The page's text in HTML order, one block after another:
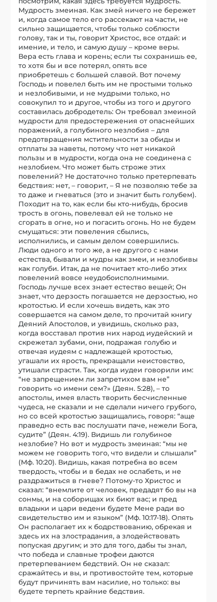
Мудрость змеиная. Как змей ничего не бережет
и, когда самое тело его рассекают на части, не
сильно защищается, чтобы только соблюсти
голову, так и ты, говорит Христос, все отдай: и
имение, и тело, и самую душу – кроме веры.
Вера есть глава и корень; если ты сохранишь ее,
то хотя бы и все потерял, опять все
приобретешь с большей славой. Вот почему
Господь и повелел быть им не простыми только
и незлобивыми, и не мудрыми только, но
совокупил то и другое, чтобы из того и другого
составилась добродетель: Он требовал змеиной
мудрости для предостережения от опаснейших
поражений, а голубиного незлобия – для
предотвращения мстительности за обиды и
отплаты за наветы, потому что нет никакой
пользы и в мудрости, когда она не соединена с
незлобием. Что может быть строже этих
повелений? Не достаточно только претерпевать
бедствия: нет, – говорит, – Я не позволяю тебе за
то даже и гневаться (это и значит быть голубем).
Походит на то, как если бы кто-нибудь, бросив
трость в огонь, повелевал ей не только не
сгорать в огне, но и погасить огонь. Но не будем
смущаться: эти повеления сбылись,
исполнились, и самым делом совершились.
Люди одного и того же, а не другого с нами
естества, бывали и мудры как змеи, и незлобивы
как голуби. Итак, да не почитает кто-либо этих
повелений вовсе неудобоисполнимыми.
Господь лучше всех знает естество вещей; Он
знает, что дерзость погашается не дерзостью, но
кротостью. И если хочешь видеть, как это
совершается на самом деле, то прочитай книгу
Деяний Апостолов, и увидишь, сколько раз,
когда восставал против них народ иудейский и
скрежетал зубами, они, подражая голубю и
отвечая иудеям с надлежащей кротостью,
угашали их ярость, прекращали неистовство,
утишали страсти. Так, когда иудеи говорили им:
“не запрещением ли запретихом вам не”
говорить «о имени сем?» (Деян. 5:28), – то
апостолы, имея власть творить бесчисленные
чудеса, не сказали и не сделали ничего грубого,
но со всей кротостью защищались, говоря: “аще
праведно есть вас послушати паче, нежели Бога,
судите” (Деян. 4:19). Видишь ли голубиное
незлобие? Но вот и мудрость змеиная: “мы не
можем не говорить того, что видели и слышали”
(Мф. 10:20). Видишь, какая потребна во всем
твердость, чтобы и в бедах не ослабеть, и не
раздражиться в гневе? Потому-то Христос и
сказал: “внемлите от человек, предадят бо вы на
сонмы, и на соборищах их биют вас; и пред
владыки и цари ведени будете Мене ради во
свидетельство им и языком” (Мф. 10:17-18). Опять
Он располагает их к бодрствованию, обрекая и
здесь их на злострадания, а злодействовать
попуская другим; и это для того, дабы ты знал,
что победа и славные трофеи даются
претерпеванием бедствий. Он не сказал:
сражайтесь и вы, и противостойте тем, которые
будут причинять вам насилие, но только: вы
будете терпеть крайние бедствия.